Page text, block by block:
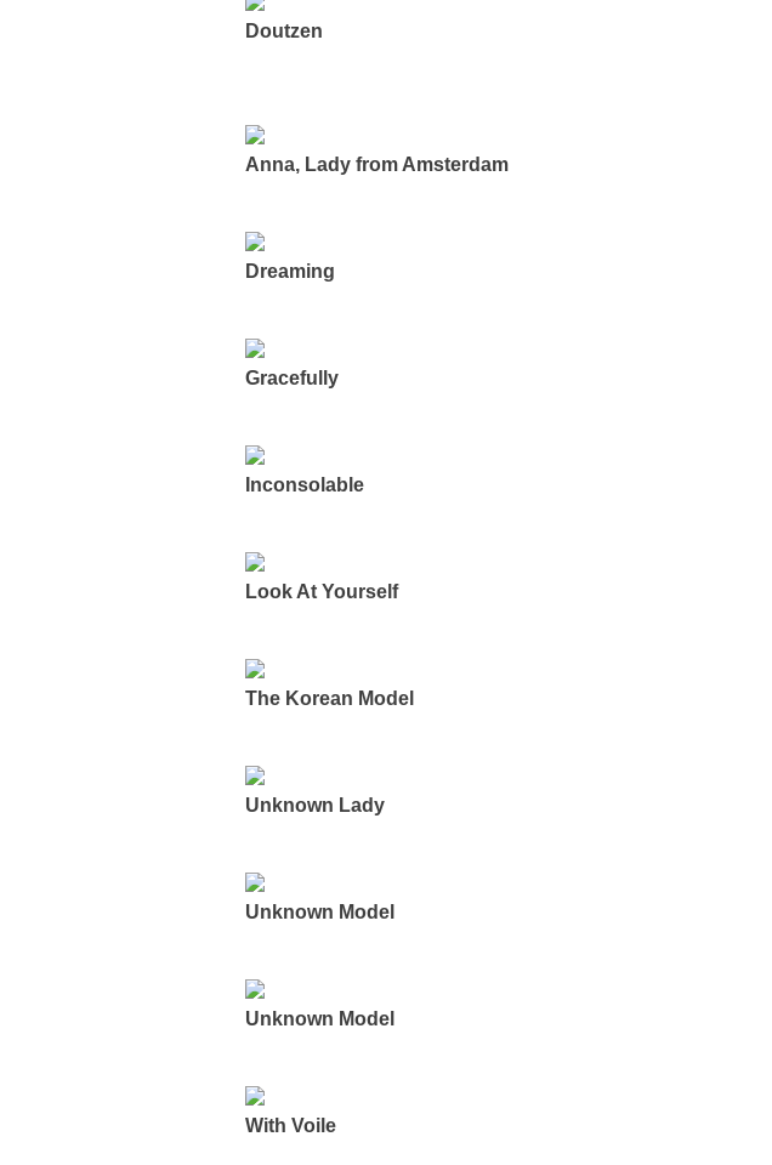
Doutzen
Anna, Lady from Amsterdam
Dreaming
Gracefully
Inconsolable
Look At Yourself
The Korean Model
Unknown Lady
Unknown Model
Unknown Model
With Voile